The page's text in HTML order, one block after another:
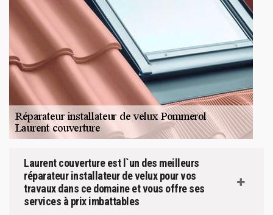
Laurent couverture est l`un des meilleurs
réparateur installateur de velux pour vos
travaux dans ce domaine et vous offre ses
services à prix imbattables